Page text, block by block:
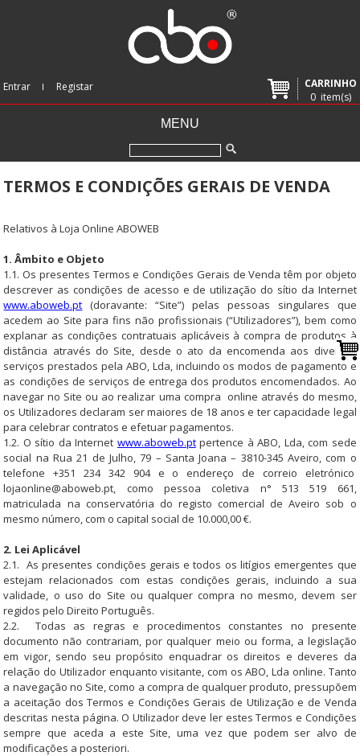
CARRINHO
0item(s)
Entrar Registar
MENU
TERMOS E CONDIÇÕES GERAIS DE VENDA
Relativos à Loja Online ABOWEB
1. Âmbito e Objeto
1.1. Os presentes Termos e Condições Gerais de Venda têm por objeto
descrever as condições de acesso e de utilização do sítio da Internet
www.aboweb.pt (doravante: “Site”) pelas pessoas singulares que
acedem ao Site para fins não profissionais (“Utilizadores”), bem como
explanar as condições contratuais aplicáveis à compra de produtos à
distância através do Site, desde o ato da encomenda aos diversos
serviços prestados pela ABO, Lda, incluindo os modos de pagamento e
as condições de serviços de entrega dos produtos encomendados. Ao
navegar no Site ou ao realizar uma compra online através do mesmo,
os Utilizadores declaram ser maiores de 18 anos e ter capacidade legal
para celebrar contratos e efetuar pagamentos.
1.2. O sítio da Internet www.aboweb.ptpertence à ABO, Lda, com sede
social na Rua 21 de Julho, 79 – Santa Joana – 3810-345 Aveiro, com o
telefone +351 234 342 904 e o endereço de correio eletrónico
lojaonline@aboweb.pt, como pessoa coletiva n° 513 519 661,
matriculada na conservatória do registo comercial de Aveiro sob o
mesmo número, com o capital social de 10.000,00 €.
2. Lei Aplicável
2.1. As presentes condições gerais e todos os litígios emergentes que
estejam relacionados com estas condições gerais, incluindo a sua
validade, o uso do Site ou qualquer compra no mesmo, devem ser
regidos pelo Direito Português.
2.2. Todas as regras e procedimentos constantes no presente
documento não contrariam, por qualquer meio ou forma, a legislação
em vigor, sendo seu propósito enquadrar os direitos e deveres da
relação do Utilizador enquanto visitante, com os ABO, Lda online. Tanto
a navegação no Site, como a compra de qualquer produto, pressupõem
a aceitação dos Termos e Condições Gerais de Utilização e de Venda
descritas nesta página. O Utilizador deve ler estes Termos e Condições
sempre que aceda a este Site, uma vez que podem ser alvo de
modificações a posteriori.